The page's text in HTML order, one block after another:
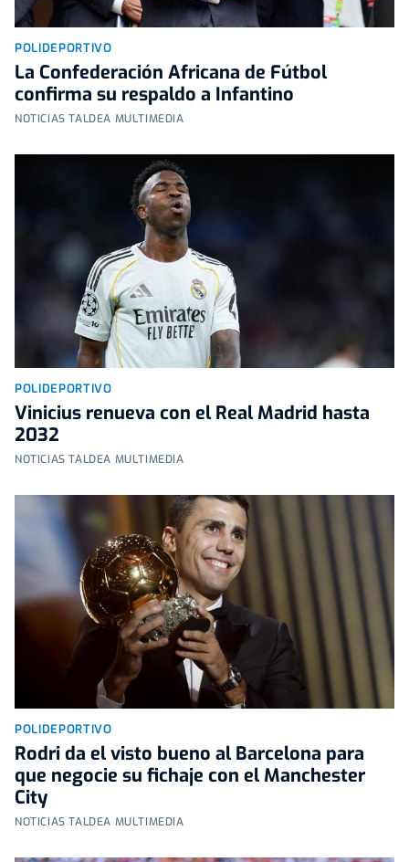
POLIDEPORTIVO
La Confederación Africana de Fútbol
confirma su respaldo a Infantino
NOTICIAS TALDEA MULTIMEDIA
POLIDEPORTIVO
Vinicius renueva con el Real Madrid hasta
2032
NOTICIAS TALDEA MULTIMEDIA
POLIDEPORTIVO
Rodri da el visto bueno al Barcelona para
que negocie su fichaje con el Manchester
City
NOTICIAS TALDEA MULTIMEDIA